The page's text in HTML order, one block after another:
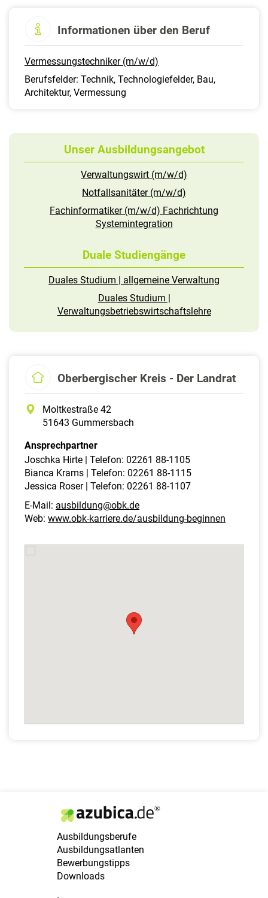
Informationen über den Beruf
Vermessungstechniker (m/w/d)
Berufsfelder: Technik, Technologiefelder, Bau,
Architektur, Vermessung
Unser Ausbildungsangebot
Verwaltungswirt (m/w/d)
Notfallsanitäter (m/w/d)
Fachinformatiker (m/w/d) Fachrichtung
Systemintegration
Duale Studiengänge
Duales Studium | allgemeine Verwaltung
Duales Studium |
Verwaltungsbetriebswirtschaftslehre
Oberbergischer Kreis - Der Landrat
Moltkestraße 42
51643 Gummersbach
Ansprechpartner
Joschka Hirte | Telefon: 02261 88-1105
Bianca Krams | Telefon: 02261 88-1115
Jessica Roser | Telefon: 02261 88-1107
E-Mail: ausbildung@obk.de
Web: www.obk-karriere.de/ausbildung-beginnen
Ausbildungsberufe
Ausbildungsatlanten
Bewerbungstipps
Downloads